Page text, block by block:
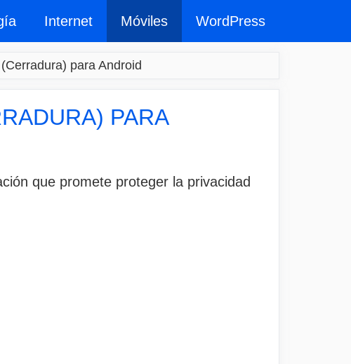
Internet Móviles WordPress
para Android
PARA
que promete proteger la privacidad